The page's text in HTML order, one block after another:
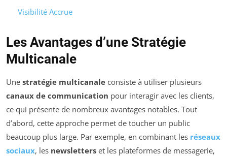
Visibilité Accrue
Les Avantages d’une Stratégie
Multicanale
Une stratégie multicanale consiste à utiliser plusieurs
canaux de communication pour interagir avec les clients,
ce qui présente de nombreux avantages notables. Tout
d’abord, cette approche permet de toucher un public
beaucoup plus large. Par exemple, en combinant les réseaux
sociaux, les newsletters et les plateformes de messagerie,